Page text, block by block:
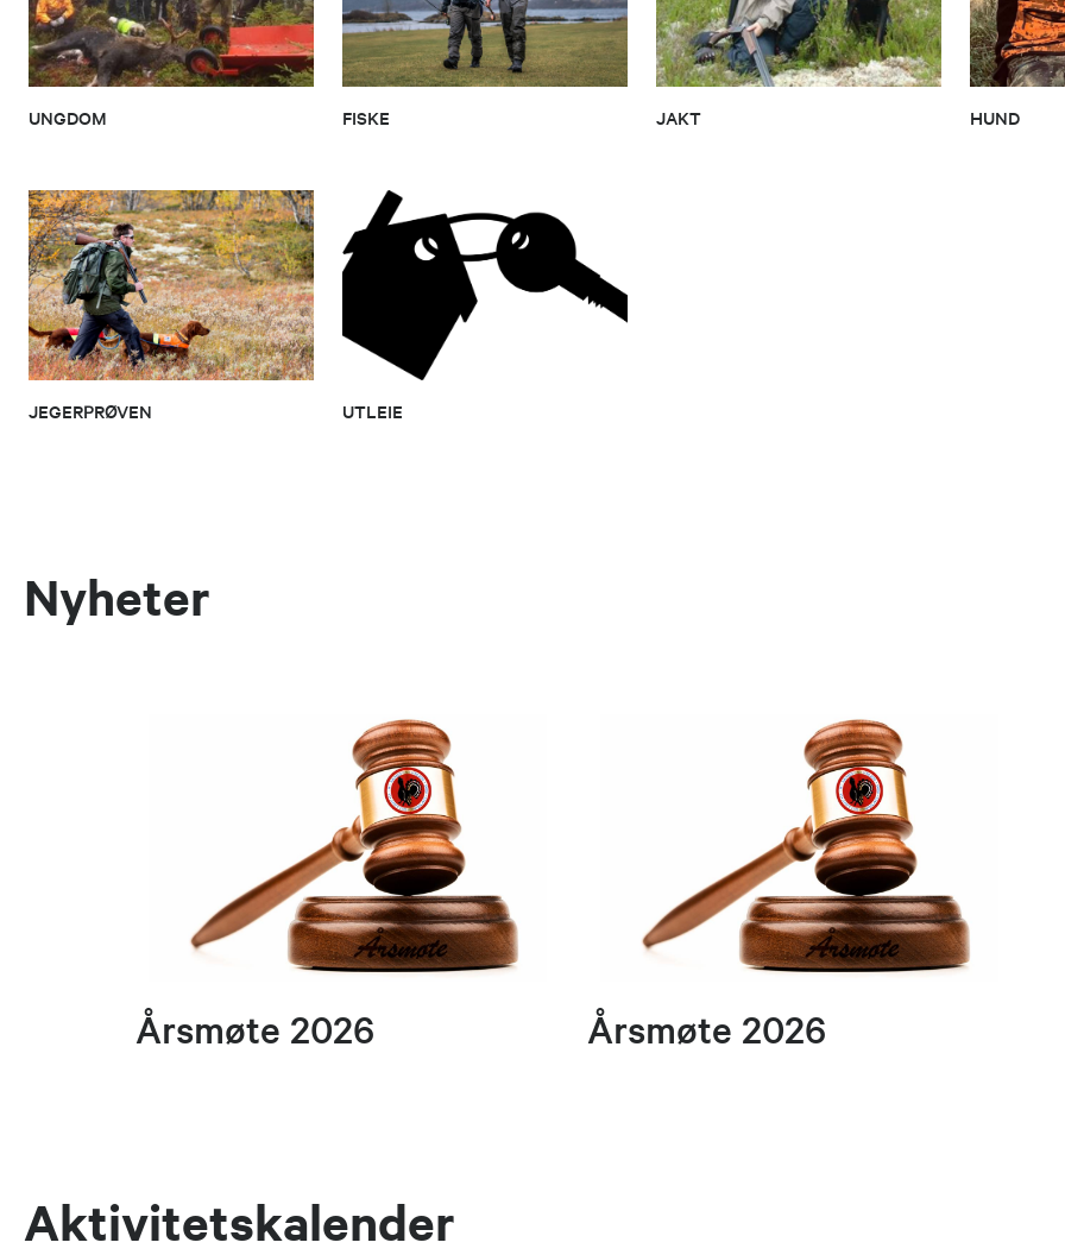
UNGDOM FISKE JAKT HUND
JEGERPRØVEN UTLEIE
Nyheter
Årsmøte 2026 Årsmøte 2026
Aktivitetskalender